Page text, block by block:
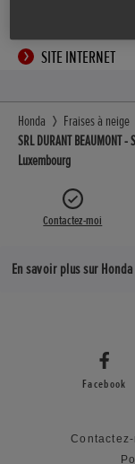
SITE INTERNET
Honda
Fraises à neige
SRL DURANT
Luxembourg
Contactez-moi
En savoir plus sur Honda
Facebook